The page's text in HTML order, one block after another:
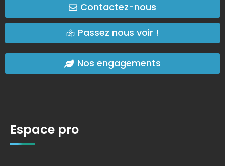
Contactez-nous
Passez nous voir !
Nos engagements
Espace pro